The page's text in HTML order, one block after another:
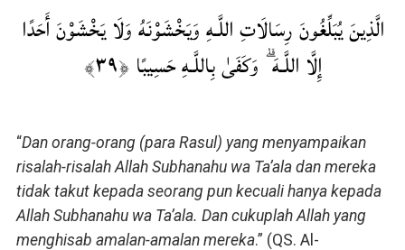
الَّذِينَ يُبَلِّغُونَ رِسَالَاتِ اللَّـهِ وَيَخْشَوْنَهُ وَلَا يَخْشَوْنَ أَحَدًا
إِلَّا اللَّـهَ ۗ وَكَفَىٰ بِاللَّـهِ حَسِيبًا ﴿٣٩﴾
“Dan orang-orang (para Rasul) yang menyampaikan
risalah-risalah Allah Subhanahu wa Ta’ala dan mereka
tidak takut kepada seorang pun kecuali hanya kepada
Allah Subhanahu wa Ta’ala. Dan cukuplah Allah yang
menghisab amalan-amalan mereka.” (QS. Al-